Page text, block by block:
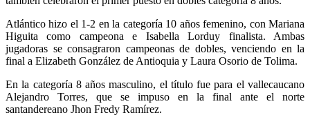
Atlántico hizo el 1-2 en la categoría 10 años femenino, con Mariana
Higuita como campeona e Isabella Lorduy finalista. Ambas
jugadoras se consagraron campeonas de dobles, venciendo en la
final a Elizabeth González de Antioquia y Laura Osorio de Tolima.
En la categoría 8 años masculino, el título fue para el vallecaucano
Alejandro Torres, que se impuso en la final ante el norte
santandereano Jhon Fredy Ramírez.